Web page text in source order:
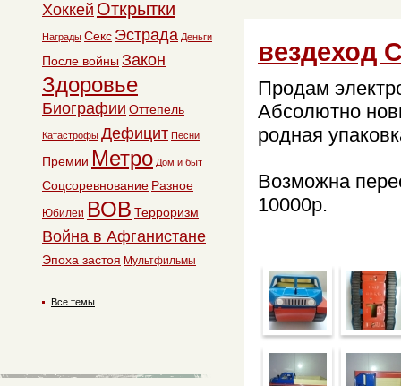
вездеход
Продам
Абсолютно
родная
Возможна
10000р.
Хоккей Открытки
Награды Секс Эстрада Деньги
После войны Закон
Здоровье
Биографии Оттепель
Катастрофы Дефицит Песни
Премии Метро Дом и быт
Соцсоревнование Разное
Юбилеи ВОВ Терроризм
Война в Афганистане
Эпоха застоя Мультфильмы
Все темы